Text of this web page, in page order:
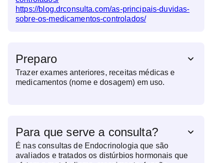
https://blog.drconsulta.com/as-principais-duvidas-
sobre-os-medicamentos-controlados/
Preparo
Trazer exames anteriores, receitas médicas e
medicamentos (nome e dosagem) em uso.
Para que serve a consulta?
É nas consultas de Endocrinologia que são
avaliados e tratados os distúrbios hormonais que